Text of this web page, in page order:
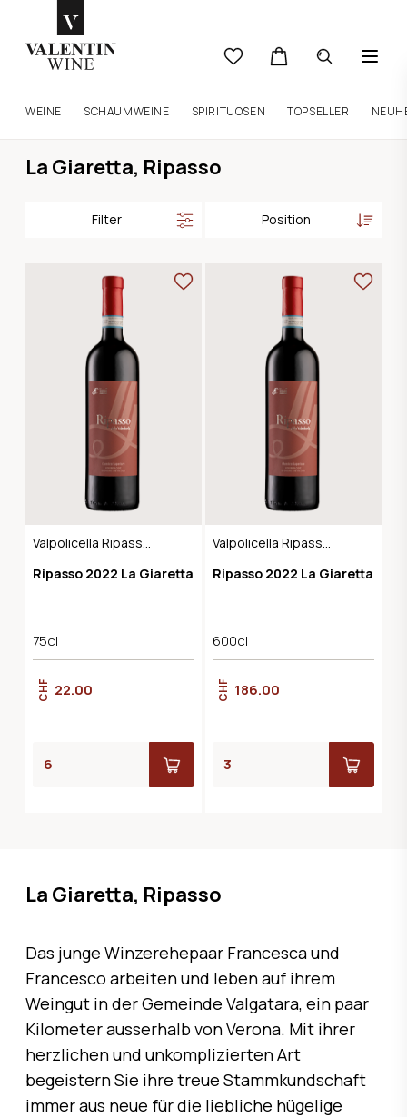
WEINE SCHAUMWEINE SPIRITUOSEN TOPSELLER
La Giaretta, Ripasso
Filter
Valpolicella Ripasso
Superiore
Ripasso 2022 La Giaretta
75cl
CHF 22.00
Valpolicella Ripasso
Superiore
Ripasso 2022 La Giaretta
600cl
CHF 186.00
La Giaretta, Ripasso
Das junge Winzerehepaar Francesca und
Francesco arbeiten und leben auf ihrem
Weingut in der Gemeinde Valgatara, ein paar
Kilometer ausserhalb von Verona. Mit ihrer
herzlichen und unkomplizierten Art
begeistern Sie ihre treue Stammkundschaft
immer aus neue für die liebliche hügelige